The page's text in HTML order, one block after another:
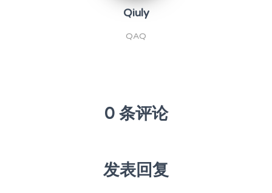
Qiuly
QAQ
0 条评论
发表回复